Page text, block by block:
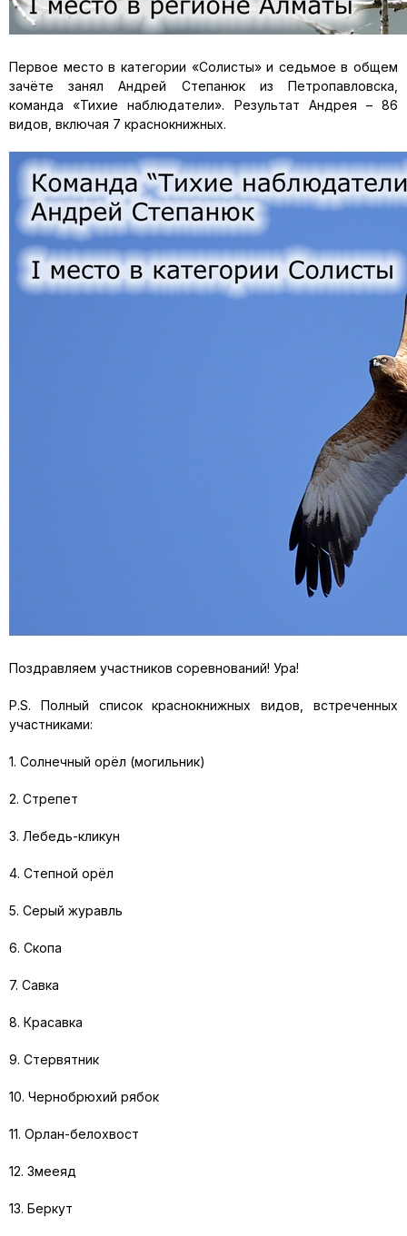
Первое место в категории «Солисты» и седьмое в общем
зачёте занял Андрей Степанюк из Петропавловска,
команда «Тихие наблюдатели». Результат Андрея – 86
видов, включая 7 краснокнижных.
Поздравляем участников соревнований! Ура!
P.S. Полный список краснокнижных видов, встреченных
участниками:
1. Солнечный орёл (могильник)
2. Стрепет
3. Лебедь-кликун
4. Степной орёл
5. Серый журавль
6. Скопа
7. Савка
8. Красавка
9. Стервятник
10. Чернобрюхий рябок
11. Орлан-белохвост
12. Змееяд
13. Беркут